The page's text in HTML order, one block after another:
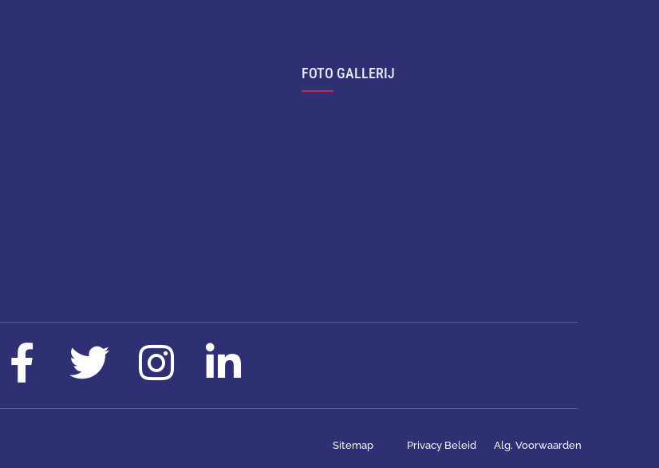
FOTO GALLERIJ
Sitemap Privacy Beleid Alg. Voorwaarden